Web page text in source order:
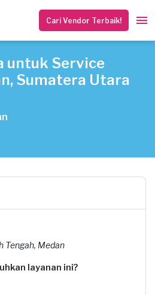
Cari Vendor Terbaik!
untuk Service
Sumatera Utara
Tengah, Medan
layanan ini?